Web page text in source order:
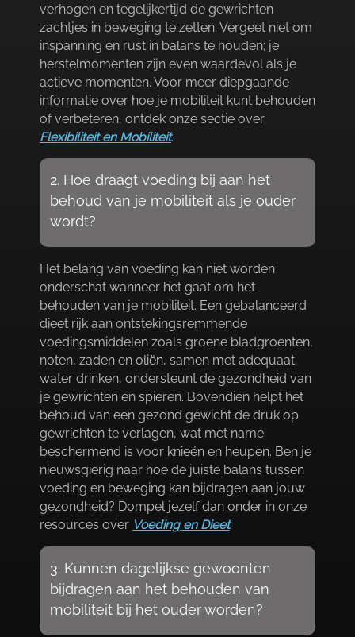
verhogen en tegelijkertijd de gewrichten
zachtjes in beweging te zetten.​ Vergeet niet om
inspanning en rust in balans te houden; je
herstelmomenten zijn even waardevol als je
actieve momenten.​ Voor meer diepgaande
informatie over hoe je mobiliteit kunt behouden
of verbeteren, ontdek onze sectie over
Flexibiliteit en Mobiliteit.​
2.​ Hoe draagt voeding bij aan het
behoud van je mobiliteit als je ouder
wordt?
Het belang van voeding kan niet worden
onderschat wanneer het gaat om het
behouden van je mobiliteit.​ Een gebalanceerd
dieet rijk aan ontstekingsremmende
voedingsmiddelen zoals groene bladgroenten,
noten, zaden en oliën, samen met adequaat
water drinken, ondersteunt de gezondheid van
je gewrichten en spieren.​ Bovendien helpt het
behoud van een gezond gewicht de druk op
gewrichten te verlagen, wat met name
beschermend is voor knieën en heupen.​ Ben je
nieuwsgierig naar hoe de juiste balans tussen
voeding en beweging kan bijdragen aan jouw
gezondheid? Dompel jezelf dan onder in onze
resources over Voeding en Dieet.​
3.​ Kunnen dagelijkse gewoonten
bijdragen aan het behouden van
mobiliteit bij het ouder worden?